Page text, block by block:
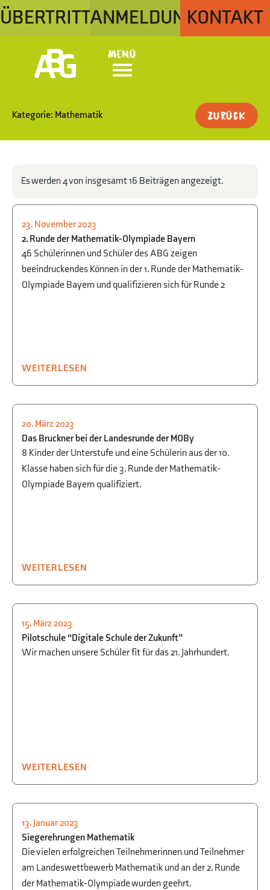
ÜBERTRITTANMELDUNGKONTAKT
Menü
Kategorie: Mathematik Zurück
Es werden 4 von insgesamt 16 Beiträgen angezeigt.
MATHEMATIK
23. November 2023
2. Runde der Mathematik-Olympiade Bayern
46 Schülerinnen und Schüler des ABG zeigen
beeindruckendes Können in der 1. Runde der Mathematik-
Olympiade Bayern und qualifizieren sich für Runde 2
WEITERLESEN
MATHEMATIK
20. März 2023
Das Bruckner bei der Landesrunde der MOBy
8 Kinder der Unterstufe und eine Schülerin aus der 10.
Klasse haben sich für die 3. Runde der Mathematik-
Olympiade Bayern qualifiziert.
WEITERLESEN
BIOLOGIE
MATHEMATIK,NATUR + TECHNIK
15. März 2023
Pilotschule “Digitale Schule der Zukunft”
Wir machen unsere Schüler fit für das 21. Jahrhundert.
WEITERLESEN
MATHEMATIK
13. Januar 2023
Siegerehrungen Mathematik
Die vielen erfolgreichen Teilnehmerinnen und Teilnehmer
am Landeswettbewerb Mathematik und an der 2. Runde
der Mathematik-Olympiade wurden geehrt.